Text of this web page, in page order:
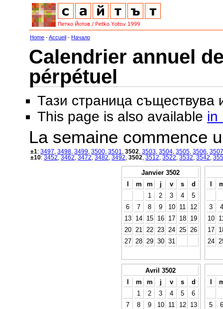
Home -Accueil - Начало
Calendrier annuel
pérpétuel
Тази страница съществува
This page is also available in
La semaine commence
±1: 3497 3498 3499 3500 3501 3502 3503 3504 3505 3506 3507
±10: 3452 3462 3472 3482 3492 3502 3512 3522 3532 3542
Janvier 3502
l
m m j v s
d
1
2 3 4
5
6
7 8 9 10 11
12
13
14 15 16 17 18
19
20
21 22 23 24 25
26
27
28 29 30 31
l
3
4
10
17
24
Avril 3502
l
m m j v s
d
1
2 3 4 5
6
7
8 9 10 11 12
13
l
5
6